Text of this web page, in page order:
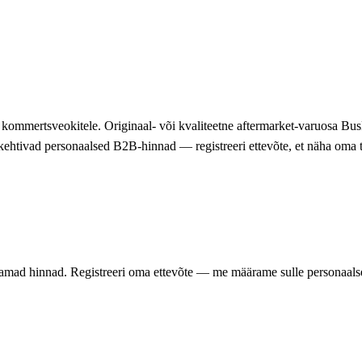
Originaal- või kvaliteetne aftermarket-varuosa
personaalsed B2B-hinnad — registreeri ettevõte, et näha
hinnad. Registreeri oma ettevõte — me määrame sulle